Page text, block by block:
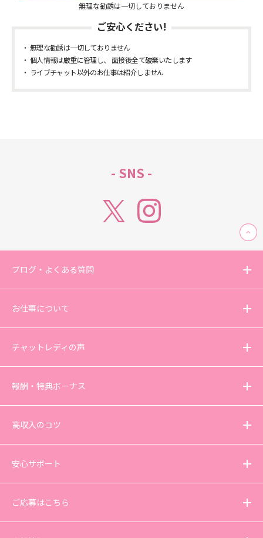
無理な勧誘は一切しておりません
ご安心ください!
無理な勧誘は一切しておりません
個人情報は厳重に管理し、 面接後全て破棄いたします
ライブチャット以外のお仕事は紹介しません
- SNS -
ブログ・よくある質問
お仕事について
チャットレディの声
報酬・特典ボーナス
高収入のコツ
安心サポート
ご応募はこちら